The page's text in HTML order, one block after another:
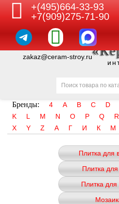
+(495)664-33-93
+7(909)275-71-90
zakaz@ceram-stroy.ru
Бренды: 4 A B C D
K
L M N O P Q R
X
Y Z А Г И К М
Плитка для
Плитка
Плитка для